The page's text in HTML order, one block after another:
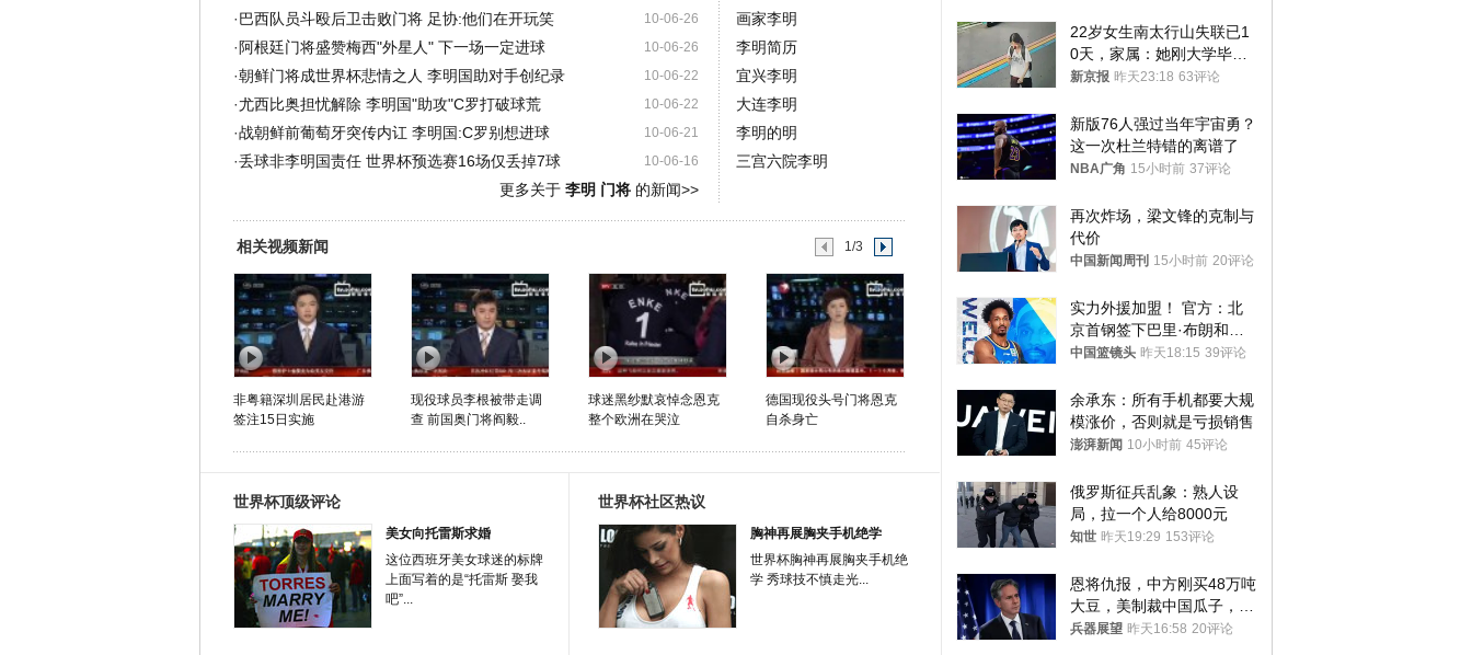
10-06-26
·巴西队员斗殴后卫击败门将 足协:他们在开玩笑
10-06-26
· 阿根廷门将盛赞梅西"外星人" 下一场一定进球
10-06-22
·朝鲜门将成世界杯悲情之人 李明国助对手创纪录
10-06-22
·尤西比奥担忧解除 李明国"助攻"C罗打破球荒
10-06-21
·战朝鲜前葡萄牙突传内讧 李明国:C罗别想进球
10-06-16
·丢球非李明国责任 世界杯预选赛16场仅丢掉7球
更多关于 李明 门将的新闻>>
画家李明
李明简历
宜兴李明
大连李明
李明的明
三宫六院李明
相关视频新闻 1/3
非粤籍深圳居民赴港游
签注15日实施
现役球员李根被带走调
查 前国奥门将阎毅..
球迷黑纱默哀悼念恩克
整个欧洲在哭泣
德国现役头号门将恩克
自杀身亡
世界杯顶级评论
美女向托雷斯求婚
这位西班牙美女球迷的标牌
上面写着的是“托雷斯 娶我
吧”...
世界杯社区热议
胸神再展胸夹手机绝学
世界杯胸神再展胸夹手机绝
学 秀球技不慎走光...
22岁女生南太行山失联已1
0天，家属：她刚大学毕业
想到山里旅行
新京报 昨天23:18 63评论
新版76人强过当年宇宙勇？
这一次杜兰特错的离谱了
NBA广角 15小时前 37评论
再次炸场，梁文锋的克制与
代价
中国新闻周刊 15小时前 20评论
实力外援加盟！ 官方：北
京首钢签下巴里·布朗和桑
普森
中国篮镜头 昨天18:15 39评论
余承东：所有手机都要大规
模涨价，否则就是亏损销售
澎湃新闻 10小时前 45评论
俄罗斯征兵乱象：熟人设
局，拉一个人给8000元
知世 昨天19:29 153评论
恩将仇报，中方刚买48万吨
大豆，美制裁中国瓜子，布
林肯措辞变了
兵器展望 昨天16:58 20评论